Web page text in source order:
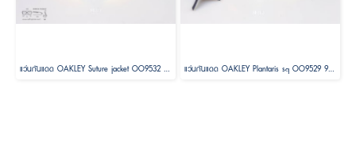
แว่นกันแดด OAKLEY Suture jacket OO9532 953207 Size 64 แว่นกันแดด OAKLEY Plantaris sq OO9529 95290561 Size 61